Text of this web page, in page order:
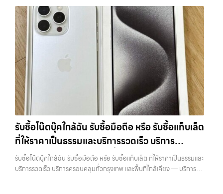
ทรัพย์สินที่มีมูลค่า คุณอาจต้องการเปลี่ยนรุ่น หรือต้องการเงินด่วน เราจึง
มอบบริการประเมินสภาพเครื่อง ฟรี ปราบปรามความยุ่งยากทั้งหลาย โดย
เน้น โปร่งใส มั่นใจได้ และจ่ายเงินทันทีเมื่อตกลงซื้อขายสำเร็จ บริการของเรา
ครอบคลุมทั้ง iPhone สายใหม่-เก่า, Samsung ทุกรุ่น, iPad และแท็บเล็ต
ทุกแบรนด์ เรารับถึงแม้จะอยู่ในสภาพใช้งานแล้ว ตกแต่งแล้ว หรือมีรอยบ้าง
เพราะมูลค่าของเครื่องไม่ได้ขึ้นอยู่แค่ยี่ห้อ แต่ขึ้นอยู่กับสภาพจริง ความครบ
ชุด และความสะดวกในการขายของคุณ เราจึงตั้งใจให้บริการในเขต
ลาดพร้าว, รัชดา, บางรัก, แจ้งวัฒนะ, บางแค, วัชรพล, รามอินทรา, บางนา,
บางพลี, เกษตรนวมินทร์, เสนานิคม, วังหิน อย่างเต็มที่ ไม่ว่าคุณจะค้นหาคำ
ว่า “รับซื้อมือถือใกล้ฉัน”, “รับซื้อโทรศัพท์มือสองกรุงเทพ”, “ขาย iPad ได้
ราคา”, “รับซื้อแท็บเล็ต กรุงเทพถึงที่”, หรือ “รับซื้อ Samsung มือสอง
ราคาสูง” — ที่นี่คือคำตอบ เพราะบริการของเรามุ่งตรงให้คุณได้รับราคาและ
ความสะดวกสบายที่เหนือกว่า เลือกเราแล้วคุณจะได้บริการที่คุณไว้วางใจ
พร้อมทีมงานที่พร้อมอำนวยความสะดวก นัดรับถึงที่ ตรวจสภาพอย่างมือ
อาชีพ และจ่ายเงินทันที ทั้งหมดนี้เพื่อให้การขายอุปกรณ์ของคุณเป็นเรื่อง
ง่ายขึ้น ดีกว่า รวดเร็วกว่า และคุ้มค่ากว่า ทำไมต้องเลือกเรา ผู้เชี่ยวชาญด้าน
การให้บริการ รับซื้อมือถือ iPhone, Samsung, ไอแพด แท็บเล็ตทุกยี่ห้อ ใน
บางแค วัชรพล รามอินทรา รับซื้อแท็บเล็ตกรุงเทพ — รับซื้อโทรศัพท์, รับซื้อ
แมคบุค, รับซื้อโน๊ตบุ๊ค, รับซื้อแท็บเล็ต, หรือบริการอื่นๆ เกี่ยวกับสินค้าไอที
กรุงเทพฯ เราพร้อมให้บริการครบวงจร รับซื้อแท็บเล็ตกรุงเทพ รับซื้อ
โทรศัพท์, รับซื้อแมคบุค, รับซื้อโน๊ตบุ๊ค, รับซื้อแท็บเล็ต, หรือบริการอื่นๆ เกี่ยว
กับสินค้าไอที กรุงเทพฯ… รับซื้อแท็บเล็ตกรุงเทพ รับซื้อ iPhone ทุกรุ่น ให้
ราคาสูง พร้อมจ่ายเงินทันที ประสบการณ์เหนือระดับกับการ รับซื้อไอ
โฟน, รับซื้อไอแพด, รับซื้อมือถือ ยินดีต้อนรับสู่ “รับซื้อขายมือถือ.com”
เว็บไซต์ที่คุณไว้วางใจได้ สำหรับบริการ รับซื้อ มือถือ iPhone, Samsung,
iPad, แท็บเล็ต ทุกยี่ห้อ ให้ราคาสูง พร้อมจ่ายเงินทันที ครอบคลุมพื้นที่
ลาดพร้าว, รัชดา, บางรัก, แจ้งวัฒนะ, บางแค, วัชรพล, รามอินทรา และเขต
กรุงเทพฯ ใกล้ “ใกล้ ฉัน” ที่สุด ในยุคที่สมาร์ทโฟน แท็บเล็ต และอุปกรณ์ไอที
ใหม่ๆ เปลี่ยนรุ่นกันแทบทุกช่วงเวลา อุปกรณ์ที่คุณใช้แล้วอาจกลายเป็นของ
ที่ไม่ได้ใช้งานอยู่เฉยๆ เว็บไซต์ของเราจึงเกิดขึ้นเพื่อเป็นทางเลือกให้คุณ
สามารถเปลี่ยนอุปกรณ์ที่ไม่ใช้แล้วให้กลายเป็นเงินสดได้ทันที ด้วยบริการ รับ
ซื้อไอโฟน, รับซื้อไอแพด, รับซื้อมือถือ, รับซื้อโทรศัพท์, รับซื้อโน๊ตบุ๊ค, รับซื้อ
แท็บเล็ต, รับซื้อสินค้าไอทีกรุงเทพมหานคร อย่างครบวงจร ไม่ว่าคุณจะอยู่
โซนเมืองหรือเขตชานเมือง เรามีทีมงานพร้อมให้บริการถึงที่ในพื้นที่ “ใกล้
รับซื้อโน๊ตบุ๊คใกล้ฉัน รับซื้อมือถือ หรือ รับซื้อแท็บเล็ต
ที่ให้ราคาเป็นธรรมและบริการรวดเร็ว บริการ
ครอบคลุมทั่วกรุงเทพ และพื้นที่ใกล้เคียง
รับซื้อโน๊ตบุ๊คใกล้ฉัน รับซื้อมือถือ หรือ รับซื้อแท็บเล็ต ที่ให้ราคาเป็นธรรมและ
บริการรวดเร็ว บริการครอบคลุมทั่วกรุงเทพ และพื้นที่ใกล้เคียง — บริการรับ